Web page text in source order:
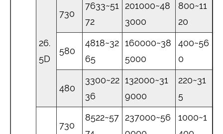
26.
5D
730
7633~51
72
201000~48
3000
800~11
20
580
4818~32
65
160000~38
5000
400~56
0
480
3300~22
36
132000~31
9000
220~31
5
730
8522~57
237000~56
1000~1